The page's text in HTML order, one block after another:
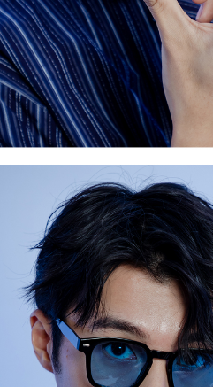
５．嚴禁一人註冊多個帳號或使用他人
恩沛科技股份有限公司將有權停止該用